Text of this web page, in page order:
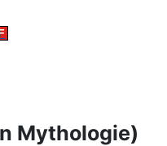
Mythologie)